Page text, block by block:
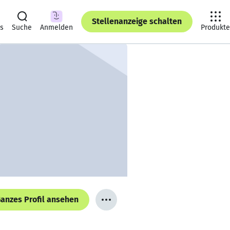
Suche Anmelden
Stellenanzeige schalten
Produkte
Profil ansehen